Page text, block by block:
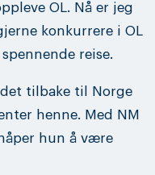
OL. Nå er jeg
konkurrere i OL
reise.
tilbake til Norge
henne. Med NM
hun å være